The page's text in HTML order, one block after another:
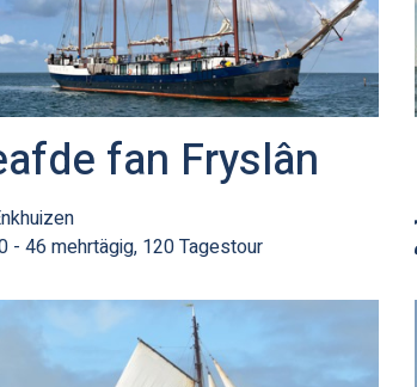
fan Fryslân
- 46 mehrtägig, 120 Tagestour